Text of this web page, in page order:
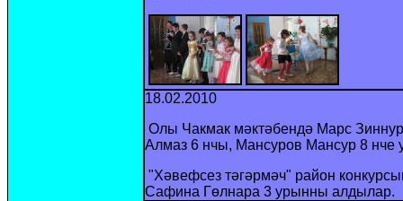
18.02.2010
Олы Чакмак мәктәбендә Марс
Алмаз 6 нчы, Мансуров Мансур 8
"Хәвефсез тәгәрмәч" район
Сафина Гөлнара 3 урынны алдылар.